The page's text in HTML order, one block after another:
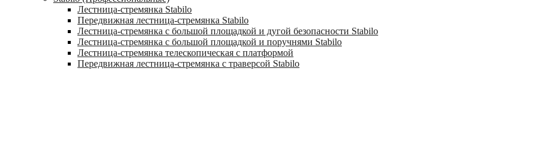
Лестница-стремянка Stabilo
Передвижная лестница-стремянка Stabilo
Лестница-стремянка с большой площадкой и дугой безопасности Stabilo
Лестница-стремянка с большой площадкой и поручнями Stabilo
Лестница-стремянка телескопическая с платформой
Передвижная лестница-стремянка с траверсой Stabilo